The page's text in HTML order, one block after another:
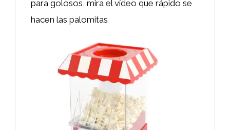
para golosos, mira el vídeo que rápido se
hacen las palomitas